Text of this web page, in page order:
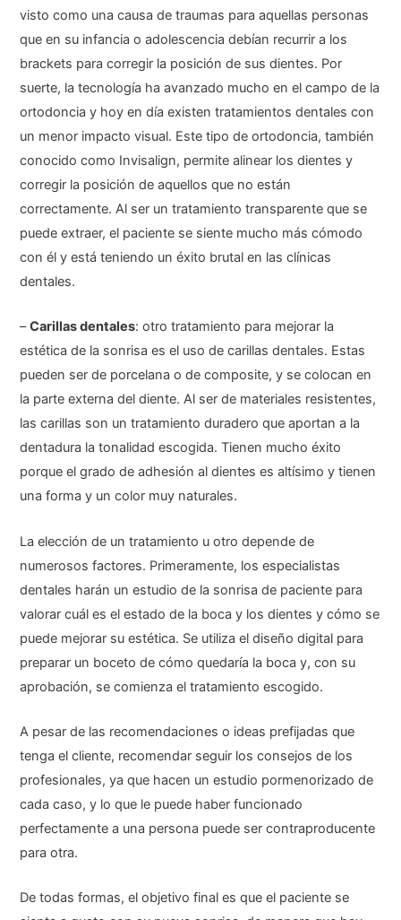
visto como una causa de traumas para aquellas personas
que en su infancia o adolescencia debían recurrir a los
brackets para corregir la posición de sus dientes. Por
suerte, la tecnología ha avanzado mucho en el campo de la
ortodoncia y hoy en día existen tratamientos dentales con
un menor impacto visual. Este tipo de ortodoncia, también
conocido como Invisalign, permite alinear los dientes y
corregir la posición de aquellos que no están
correctamente. Al ser un tratamiento transparente que se
puede extraer, el paciente se siente mucho más cómodo
con él y está teniendo un éxito brutal en las clínicas
dentales.
–Carillas dentales: otro tratamiento para mejorar la
estética de la sonrisa es el uso de carillas dentales. Estas
pueden ser de porcelana o de composite, y se colocan en
la parte externa del diente. Al ser de materiales resistentes,
las carillas son un tratamiento duradero que aportan a la
dentadura la tonalidad escogida. Tienen mucho éxito
porque el grado de adhesión al dientes es altísimo y tienen
una forma y un color muy naturales.
La elección de un tratamiento u otro depende de
numerosos factores. Primeramente, los especialistas
dentales harán un estudio de la sonrisa de paciente para
valorar cuál es el estado de la boca y los dientes y cómo se
puede mejorar su estética. Se utiliza el diseño digital para
preparar un boceto de cómo quedaría la boca y, con su
aprobación, se comienza el tratamiento escogido.
A pesar de las recomendaciones o ideas prefijadas que
tenga el cliente, recomendar seguir los consejos de los
profesionales, ya que hacen un estudio pormenorizado de
cada caso, y lo que le puede haber funcionado
perfectamente a una persona puede ser contraproducente
para otra.
De todas formas, el objetivo final es que el paciente se